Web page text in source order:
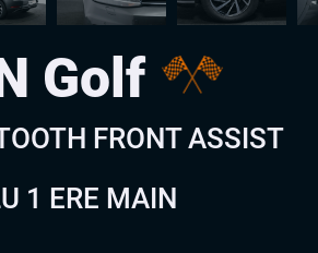
Golf
FRONT ASSIST
1 ERE MAIN